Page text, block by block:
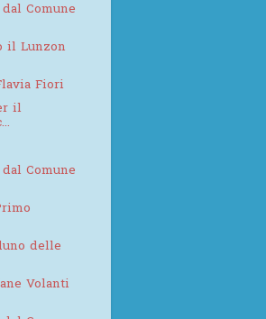
Comune
il Lunzon
Fiori
il
Comune
delle
Volanti